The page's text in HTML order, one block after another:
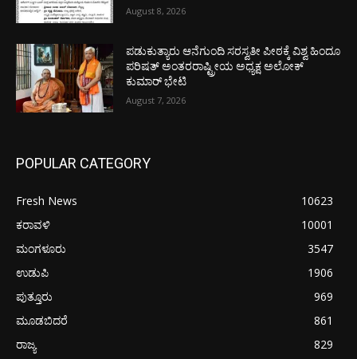
August 8, 2026
ಪಡುಕುತ್ಯಾರು ಆನೆಗುಂದಿ ಸರಸ್ವತೀ ಪೀಠಕ್ಕೆ ವಿಶ್ವ ಹಿಂದೂ
ಪರಿಷತ್ ಅಂತರರಾಷ್ಟ್ರೀಯ ಅಧ್ಯಕ್ಷ ಅಲೋಕ್
ಕುಮಾರ್ ಭೇಟಿ
August 7, 2026
POPULAR CATEGORY
Fresh News
10623
ಕರಾವಳಿ
10001
ಮಂಗಳೂರು
3547
ಉಡುಪಿ
1906
ಪುತ್ತೂರು
969
ಮೂಡಬಿದರೆ
861
ರಾಜ್ಯ
829